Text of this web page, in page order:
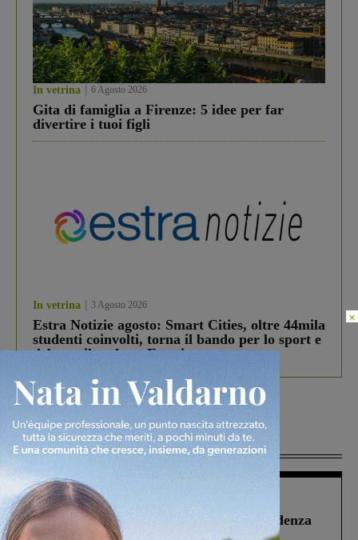
In vetrina 6 Agosto 2026
Gita di famiglia a Firenze: 5 idee per far
divertire i tuoi figli
In vetrina 3 Agosto 2026
Estra Notizie agosto: Smart Cities, oltre 44mila
studenti coinvolti, torna il bando per lo sport e
debutta il podcast Estrair
Più lette
Figline Incisa Valdarno 1 Agosto 2026
Piscina di Figline finanziata oltre la scadenza
Pnrr, il gruppo di Fratelli d’Italia: “Un
×